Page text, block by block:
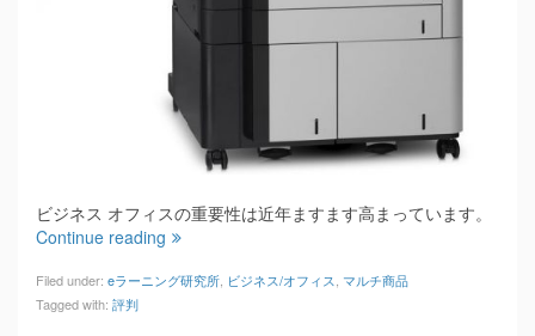
ビジネス オフィスの重要性は近年ますます高まっています。
Continue reading
Filed under: eラーニング研究所 ビジネス/オフィス マルチ商品
Tagged with: 評判